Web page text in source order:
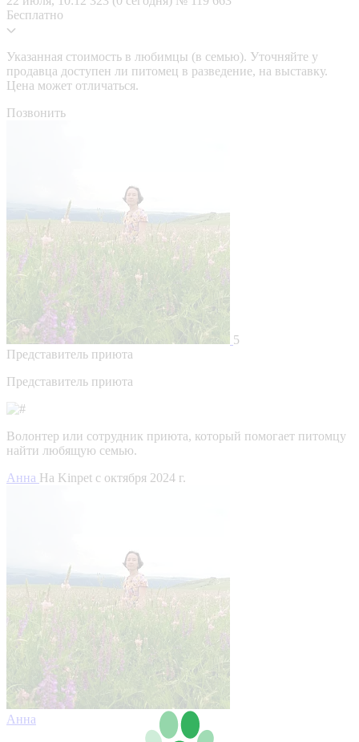
Бесплатно
Указанная стоимость в любимцы (в семью). Уточняйте у
продавца доступен ли питомец в разведение, на выставку.
Цена может отличаться.
Позвонить
5
Представитель приюта
Представитель приюта
Волонтер или сотрудник приюта, который помогает питомцу
найти любящую семью.
Анна На Kinpet c октября 2024 г.
Анна